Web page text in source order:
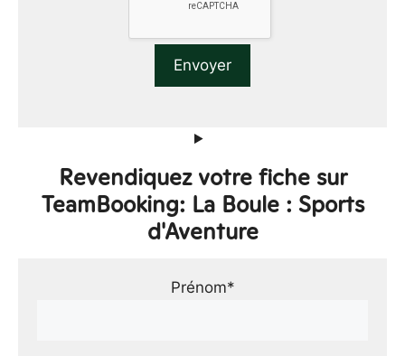
Revendiquez votre fiche sur
TeamBooking: La Boule : Sports
d'Aventure
Prénom*